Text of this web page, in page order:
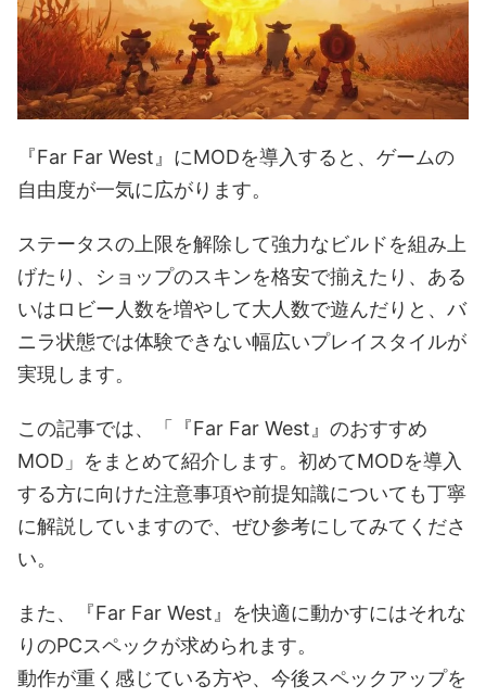
『Far Far West』にMODを導入すると、ゲームの
自由度が一気に広がります。
ステータスの上限を解除して強力なビルドを組み上
げたり、ショップのスキンを格安で揃えたり、ある
いはロビー人数を増やして大人数で遊んだりと、バ
ニラ状態では体験できない幅広いプレイスタイルが
実現します。
この記事では、「『Far Far West』のおすすめ
MOD」をまとめて紹介します。初めてMODを導入
する方に向けた注意事項や前提知識についても丁寧
に解説していますので、ぜひ参考にしてみてくださ
い。
また、『Far Far West』を快適に動かすにはそれな
りのPCスペックが求められます。
動作が重く感じている方や、今後スペックアップを